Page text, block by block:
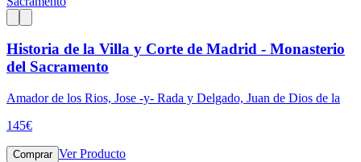
Historia de la Villa y Corte de Madrid - Monasterio
del Sacramento
Amador de los Rios, Jose -y- Rada y Delgado, Juan de Dios de la
145€
Comprar Ver Producto